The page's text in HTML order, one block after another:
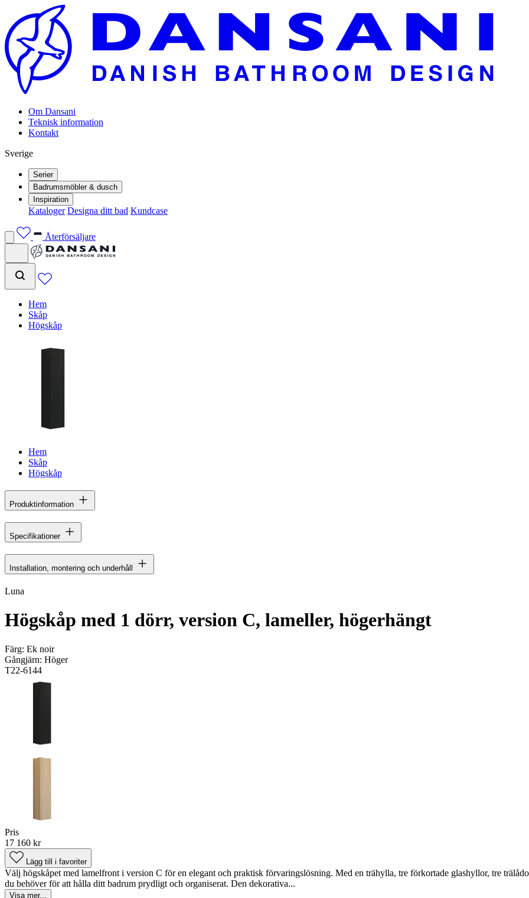
Om Dansani
Teknisk information
Kontakt
Sverige
Serier
Badrumsmöbler & dusch
Inspiration
Kataloger Designa ditt bad Kundcase
Återförsäljare
Hem
Skåp
Högskåp
Hem
Skåp
Högskåp
Produktinformation
Specifikationer
Installation, montering och underhåll
Luna
Högskåp med 1 dörr, version C, lameller, högerhängt
Färg: Ek noir
Gångjärn: Höger
T22-6144
Pris
17 160 kr
Lägg till i favoriter
Välj högskåpet med lamelfront i version C för en elegant och praktisk förvaringslösning. Med en trähylla, tre förkortade glashyllor, tre
du behöver för att hålla ditt badrum prydligt och organiserat. Den dekorativa...
Visa mer...